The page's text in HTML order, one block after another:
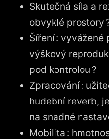
Skutečná síla a
obvyklé prostory
Šíření :
výškový
pod kontrolou ?
Zpracování :
hudební reverb,
na snadné
Mobilita :